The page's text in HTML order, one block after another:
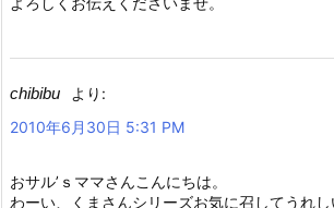
chibibu
より:
2010年6月30日 5:31 PM
おサル’ｓママさんこんにちは。
わーい、くまさんシリーズお気に召してうれし